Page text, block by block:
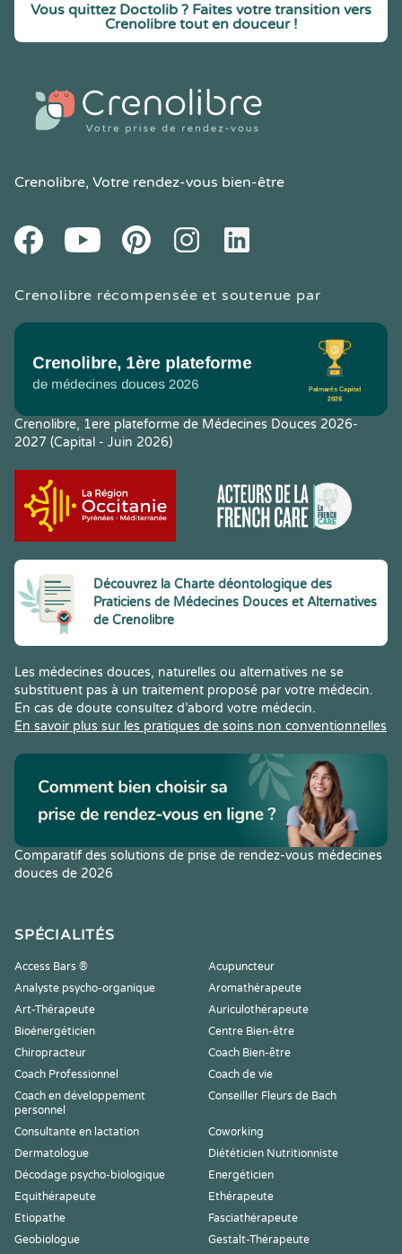
Vous quittez Doctolib ? Faites votre transition vers
Crenolibre tout en douceur !
Crenolibre, Votre rendez-vous bien-être
FacebookYoutube PinteresetInstagramLinkedIn
Crenolibre récompensée et soutenue par
Crenolibre, 1ere plateforme de Médecines Douces 2026-
2027 (Capital - Juin 2026)
Découvrez la Charte déontologique des
Praticiens de Médecines Douces et Alternatives
de Crenolibre
Les médecines douces, naturelles ou alternatives ne se
substituent pas à un traitement proposé par votre médecin.
En cas de doute consultez d’abord votre médecin.
En savoir plus sur les pratiques de soins non conventionnelles
Comparatif des solutions de prise de rendez-vous médecines
douces de 2026
SPÉCIALITÉS
Access Bars ®
Acupuncteur
Analyste psycho-organique
Aromathérapeute
Art-Thérapeute
Auriculothérapeute
Bioénergéticien
Centre Bien-être
Chiropracteur
Coach Bien-être
Coach Professionnel
Coach de vie
Coach en développement
personnel
Conseiller Fleurs de Bach
Consultante en lactation
Coworking
Dermatologue
Diététicien Nutritionniste
Décodage psycho-biologique
Energéticien
Equithérapeute
Ethérapeute
Etiopathe
Fasciathérapeute
Geobiologue
Gestalt-Thérapeute